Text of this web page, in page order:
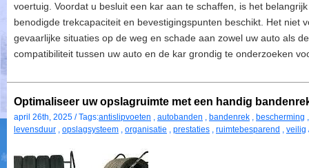
voertuig. Voordat u besluit een kar aan te schaffen, is het
benodigde trekcapaciteit en bevestigingspunten beschikt. Het niet
gevaarlijke situaties op de weg en schade aan zowel uw auto als
compatibiliteit tussen uw auto en de kar grondig te onderzoeken
Optimaliseer uw opslagruimte met een handig
april 26th, 2025 / Tags:antislipvoeten , autobanden , bandenrek , bescherming
levensduur , opslagsysteem , organisatie , prestaties , ruimtebesparend , veilig